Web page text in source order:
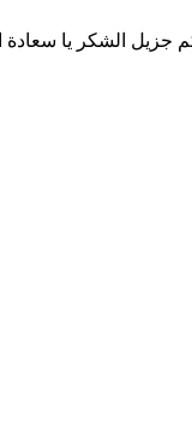
يا سعادة الدكتور